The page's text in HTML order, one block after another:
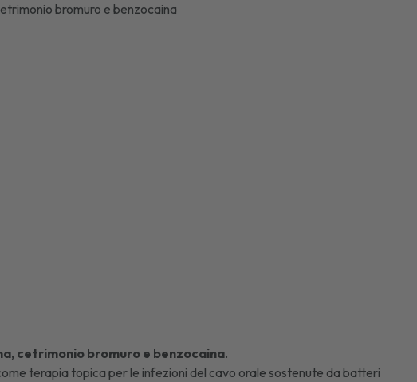
bromuro e benzocaina
cetrimonio bromuro e benzocaina.
terapia topica per le infezioni del cavo orale sostenute da batteri